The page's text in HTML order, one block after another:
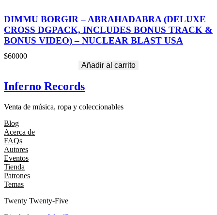
DIMMU BORGIR – ABRAHADABRA (DELUXE
CROSS DGPACK, INCLUDES BONUS TRACK &
BONUS VIDEO) – NUCLEAR BLAST USA
$60000
Añadir al carrito
Inferno Records
Venta de música, ropa y coleccionables
Blog
Acerca de
FAQs
Autores
Eventos
Tienda
Patrones
Temas
Twenty Twenty-Five